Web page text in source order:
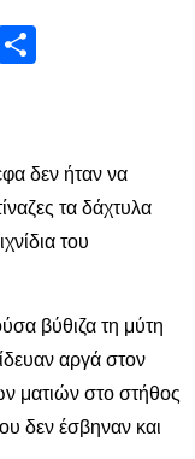
δεν ήταν να
τα δάχτυλα
του
βύθιζα τη μύτη
αργά στον
ματιών στο στήθος
δεν έσβηναν και